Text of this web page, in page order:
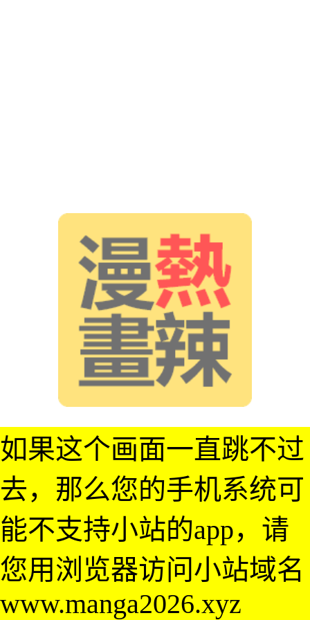
如果这个画面一直跳不过
去，那么您的手机系统可
能不支持小站的app，请
您用浏览器访问小站域名
www.manga2026.xyz